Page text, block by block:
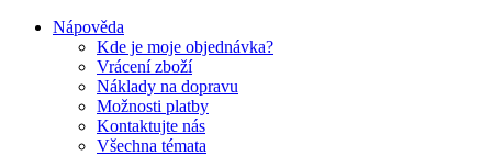
Nápověda
Kde je moje objednávka?
Vrácení zboží
Náklady na dopravu
Možnosti platby
Kontaktujte nás
Všechna témata